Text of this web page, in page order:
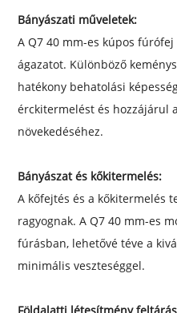
Bányászati ​​műveletek:
A Q7 40 mm-es kúpos
ágazatot. Különböző
hatékony behatolási
érckitermelést és hozzájárul
növekedéséhez.
Bányászat és kőkitermelés:
A kőfejtés és a kőkitermelés
ragyognak. A Q7 40 mm-es
fúrásban, lehetővé téve a
minimális veszteséggel.
Földalatti létesítmény